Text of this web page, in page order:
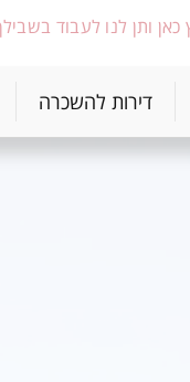
כאן ותן לנו לעבוד
דירות להשכרה